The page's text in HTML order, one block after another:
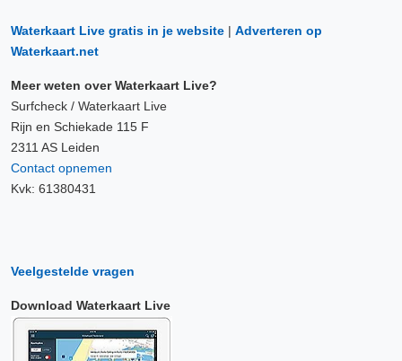
Waterkaart Live gratis in je website | Adverteren op
Waterkaart.net
Meer weten over Waterkaart Live?
Surfcheck / Waterkaart Live
Rijn en Schiekade 115 F
2311 AS Leiden
Contact opnemen
Kvk: 61380431
Veelgestelde vragen
Download Waterkaart Live